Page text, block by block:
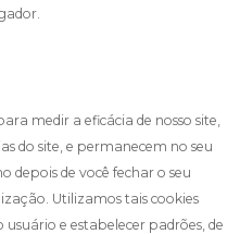
medir a eficácia de nosso site,
do site, e permanecem no seu
depois de você fechar o seu
Utilizamos tais cookies
e estabelecer padrões, de